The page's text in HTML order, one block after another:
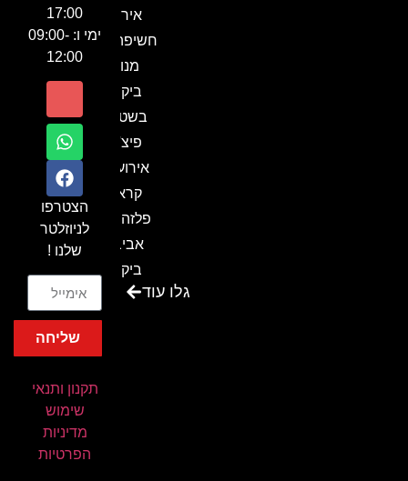
אירוע
חשיפה- זיו
מנור
ביקור
בשטח-
פיצ'ר
אירועים
קראון
פלזה תל
אביב-
ביקור
בכנסגלו עוד
17:00
ימי ו: 09:00-
12:00
הצטרפו
לניוזלטר
שלנו !
שליחה
תקנון ותנאי
שימוש
מדיניות
הפרטיות